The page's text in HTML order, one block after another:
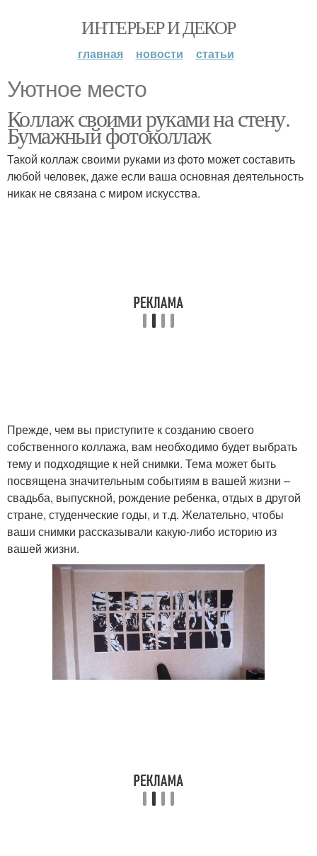
ИНТЕРЬЕР И ДЕКОР
главная новости статьи
Уютное место
Коллаж своими руками на стену.
Бумажный фотоколлаж
Такой коллаж своими руками из фото может составить
любой человек, даже если ваша основная деятельность
никак не связана с миром искусства.
Прежде, чем вы приступите к созданию своего
собственного коллажа, вам необходимо будет выбрать
тему и подходящие к ней снимки. Тема может быть
посвящена значительным событиям в вашей жизни –
свадьба, выпускной, рождение ребенка, отдых в другой
стране, студенческие годы, и т.д. Желательно, чтобы
ваши снимки рассказывали какую-либо историю из
вашей жизни.